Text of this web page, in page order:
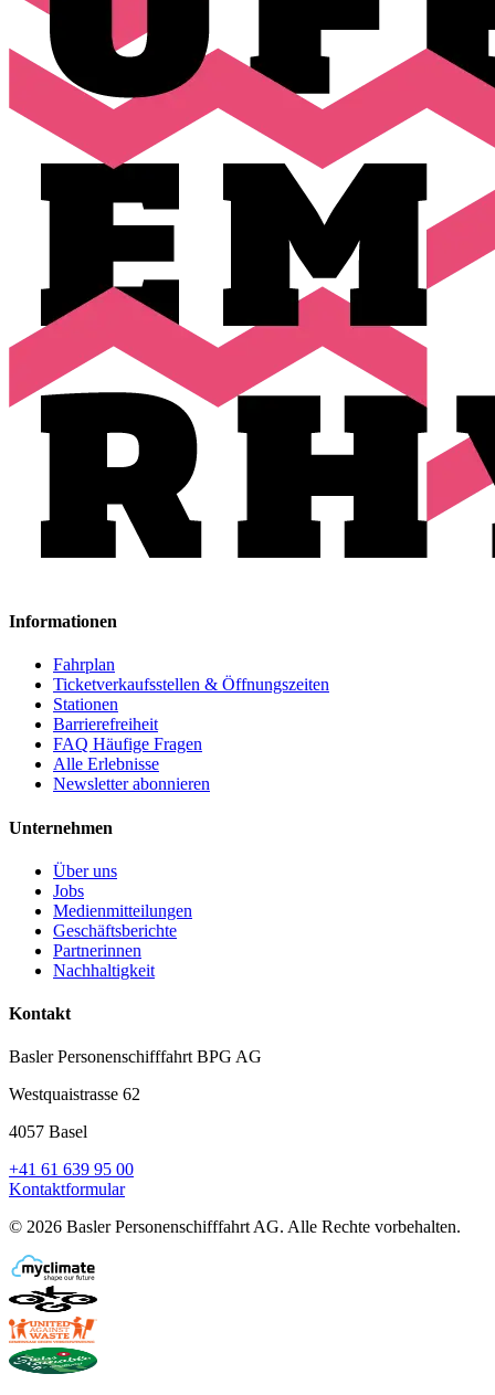
Informationen
Fahrplan
Ticketverkaufsstellen & Öffnungszeiten
Stationen
Barrierefreiheit
FAQ Häufige Fragen
Alle Erlebnisse
Newsletter abonnieren
Unternehmen
Über uns
Jobs
Medienmitteilungen
Geschäftsberichte
Partnerinnen
Nachhaltigkeit
Kontakt
Basler Personenschifffahrt BPG AG
Westquaistrasse 62
4057 Basel
+41 61 639 95 00
Kontaktformular
© 2026 Basler Personenschifffahrt AG. Alle Rechte vorbehalten.